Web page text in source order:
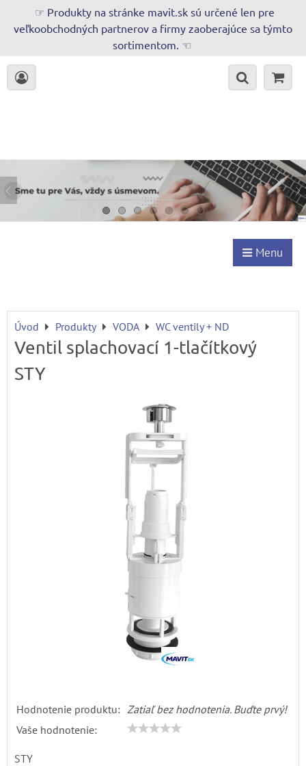
☞ Produkty na stránke mavit.sk sú určené len pre
veľkoobchodných partnerov a firmy zaoberajúce sa týmto
sortimentom. ☜
Menu
Úvod Produkty VODA WC ventily + ND
Ventil splachovací 1-tlačítkový
STY
Hodnotenie produktu: Zatiaľ bez hodnotenia. Buďte prvý!
Vaše hodnotenie:
STY